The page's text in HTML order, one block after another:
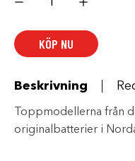
KÖP NU
Beskrivning
Toppmodellerna från
originalbatterier i